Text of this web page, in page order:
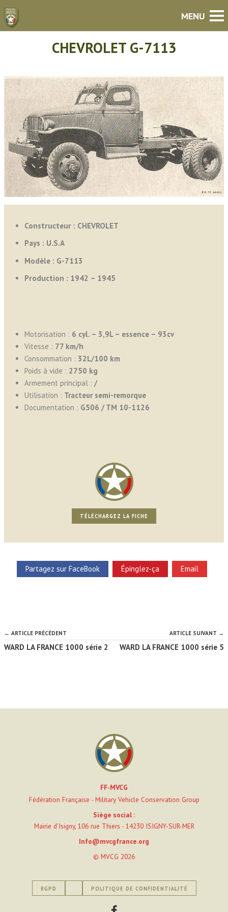
CHEVROLET G-7113
Constructeur : CHEVROLET
Pays : U.S.A
Modèle : G-7113
Production : 1942 – 1945
Motorisation : 6 cyl. – 3,9L – essence – 93cv
Vitesse : 77 km/h
Consommation : 32L/100 km
Poids à vide : 2750 kg
Armement principal : /
Utilisation : Tracteur semi-remorque
Documentation : G506 / TM 10-1126
TÉLÉCHARGEZ LA FICHE
Partagez sur FaceBook Épinglez-ça Email
← ARTICLE PRÉCÉDENT
WARD LA FRANCE 1000 série 2
ARTICLE SUIVANT →
WARD LA FRANCE 1000 série 5
FF-MVCG
Fédération Française - Military Vehicle Conservation Group
Siège social :
Mairie d’Isigny, 106 rue Thiers - 14230 ISIGNY-SUR-MER
Info@mvcgfrance.org
© MVCG 2026
RGPD POLITIQUE DE CONFIDENTIALITÉ